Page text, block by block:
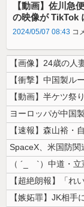
【動画】佐川
の映像が TikTok
2024/05/07 08:43 コ
【動画】半ケツ祭
ヨーロッパが中国
【嫉妬罪】JK相